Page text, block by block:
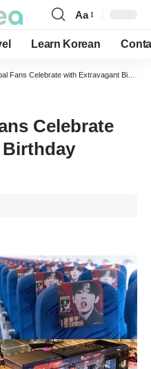
Font
Resizer
Aa
Learn Korean
Celebrate with Extravagant Birthday Wishes 🎉
Celebrate